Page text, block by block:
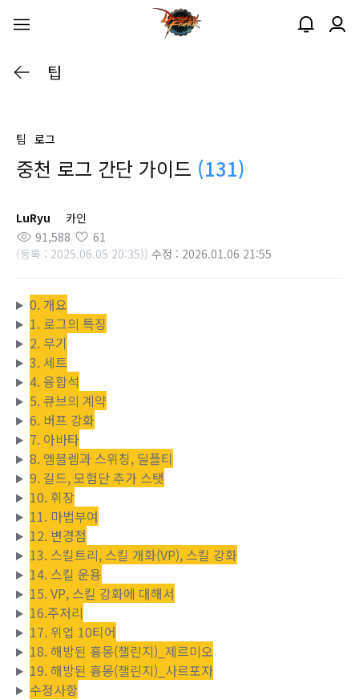
팁
팁 로그
중천 로그 간단 가이드 (131)
LuRyu
카인
91,588
61
(등록 : 2025.06.05 20:35)) 수정 : 2026.01.06 21:55
0. 개요
1. 로그의 특징
2. 무기
3. 세트
4. 융합석
5. 큐브의 계약
6. 버프 강화
7. 아바타
8. 엠블렘과 스위칭, 딜플티
9. 길드, 모험단 추가 스탯
10. 휘장
11. 마법부여
12. 변경점
13. 스킬트리, 스킬 개화(VP), 스킬 강화
14. 스킬 운용
15. VP, 스킬 강화에 대해서
16.주저리
17. 위업 10티어
18. 해방된 흉몽(챌린지)_제르미오
19. 해방된 흉몽(챌린지)_사르포자
수정사항